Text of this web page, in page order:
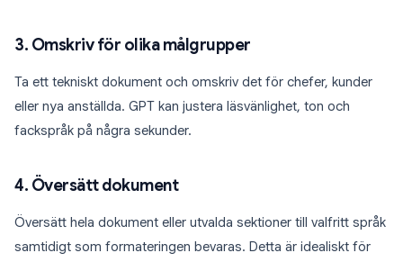
3. Omskriv för olika målgrupper
Ta ett tekniskt dokument och omskriv det för chefer, kunder
eller nya anställda. GPT kan justera läsvänlighet, ton och
fackspråk på några sekunder.
4. Översätt dokument
Översätt hela dokument eller utvalda sektioner till valfritt språk
samtidigt som formateringen bevaras. Detta är idealiskt för